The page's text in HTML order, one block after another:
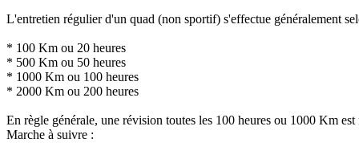
L'entretien régulier d'un quad (non sportif) s'effectue généralement
* 100 Km ou 20 heures
* 500 Km ou 50 heures
* 1000 Km ou 100 heures
* 2000 Km ou 200 heures
En règle générale, une révision toutes les 100 heures ou 1000 Km est
Marche à suivre :